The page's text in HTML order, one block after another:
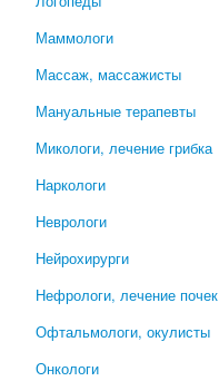
Маммологи
Массаж, массажисты
Мануальные терапевты
Микологи, лечение грибка
Наркологи
Неврологи
Нейрохирурги
Нефрологи, лечение почек
Офтальмологи, окулисты
Онкологи